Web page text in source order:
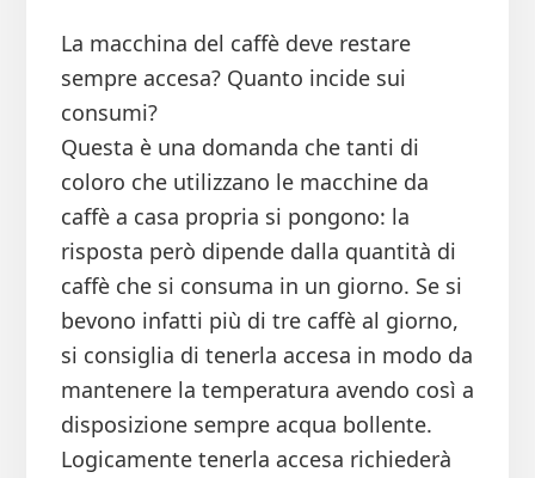
La macchina del caffè deve restare
sempre accesa? Quanto incide sui
consumi?
Questa è una domanda che tanti di
coloro che utilizzano le macchine da
caffè a casa propria si pongono: la
risposta però dipende dalla quantità di
caffè che si consuma in un giorno. Se si
bevono infatti più di tre caffè al giorno,
si consiglia di tenerla accesa in modo da
mantenere la temperatura avendo così a
disposizione sempre acqua bollente.
Logicamente tenerla accesa richiederà